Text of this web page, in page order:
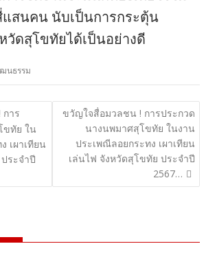
สนคน นับเป็นการกระตุ้น
วัดสุโขทัยได้เป็นอย่างดี
นธรรม
าร
ขทัย ใน
เผาเทียน
ระจำปี
ขวัญใจสื่อมวลชน ! การประกวด
นางนพมาศสุโขทัย ในงาน
ประเพณีลอยกระทง เผาเทียน
เล่นไฟ จังหวัดสุโขทัย ประจำปี
2567…